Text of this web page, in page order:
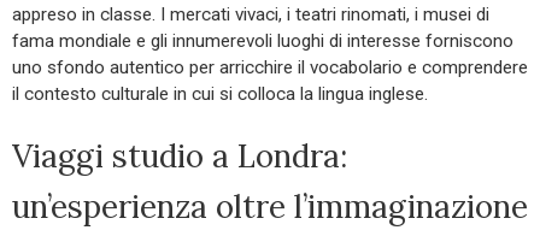
appreso in classe. I mercati vivaci, i teatri rinomati, i musei di
fama mondiale e gli innumerevoli luoghi di interesse forniscono
uno sfondo autentico per arricchire il vocabolario e comprendere
il contesto culturale in cui si colloca la lingua inglese.
Viaggi studio a Londra:
un’esperienza oltre l’immaginazione